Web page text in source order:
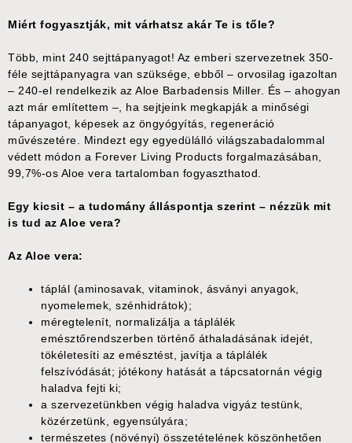
Miért fogyasztják, mit várhatsz akár Te is tőle?
Több, mint 240 sejttápanyagot! Az emberi szervezetnek 350-
féle sejttápanyagra van szüksége, ebből – orvosilag igazoltan
– 240-el rendelkezik az Aloe Barbadensis Miller. És – ahogyan
azt már említettem –, ha sejtjeink megkapják a minőségi
tápanyagot, képesek az öngyógyítás, regeneráció
művészetére. Mindezt egy egyedülálló világszabadalommal
védett módon a Forever Living Products forgalmazásában,
99,7%-os Aloe vera tartalomban fogyaszthatod.
Egy kicsit – a tudomány álláspontja szerint – nézzük mit
is tud az Aloe vera?
Az Aloe vera:
táplál (aminosavak, vitaminok, ásványi anyagok,
nyomelemek, szénhidrátok);
méregtelenít, normalizálja a táplálék
emésztőrendszerben történő áthaladásának idejét,
tökéletesíti az emésztést, javítja a táplálék
felszívódását; jótékony hatását a tápcsatornán végig
haladva fejti ki;
a szervezetünkben végig haladva vigyáz testünk,
közérzetünk, egyensúlyára;
természetes (növényi) összetételének köszönhetően